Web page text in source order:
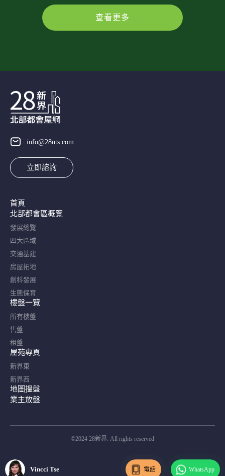
查看更多
info@28nts.com
立即諮詢
首頁
北部都會區概覽​
發展總覽
四大區域
交通基建
房屋拓地
創科發展
生態保育
樓盤一覽
所有樓盤
售盤
租盤
屋苑專頁
新界東
新界西
地圖搵盤
業主放盤
©2024 28新界. All rights reserved
Vincci Tse
Vincci Tse 電話 WhatsApp